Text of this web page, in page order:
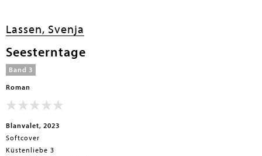
Lassen, Svenja
Seesterntage
Band 3
Roman
Blanvalet, 2023
Softcover
Küstenliebe 3